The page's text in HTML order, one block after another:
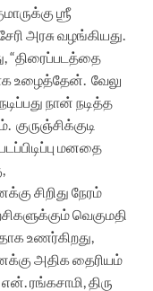
ஶ்ரீ
அரசு வழங்கியது.
“திரைப்படத்தை
உழைத்தேன். வேலு
நான் நடித்த
மனதை
சிறிது நேரம்
வெகுமதி
உணர்கிறது,
அதிக தைரியம்
ரங்கசாமி, திரு